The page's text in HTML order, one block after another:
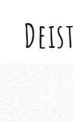
Skip to